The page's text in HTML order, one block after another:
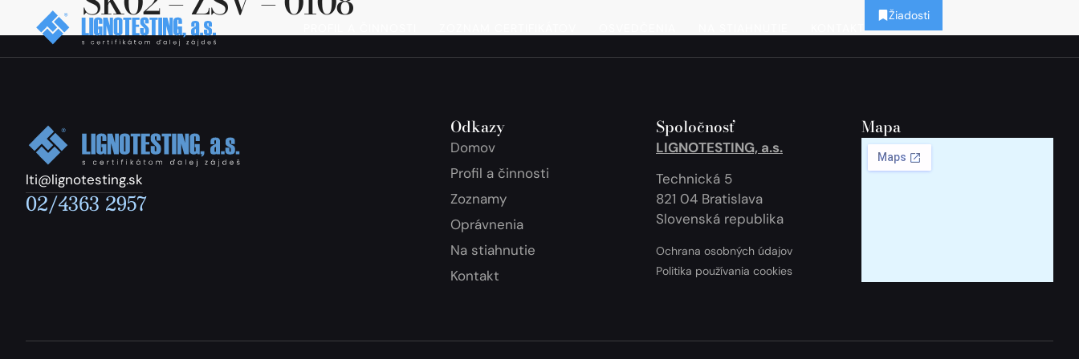
Žiadosti
lti@lignotesting.sk
02/4363 2957
Odkazy
Domov
Profil a činnosti
Zoznamy
Oprávnenia
Na stiahnutie
Kontakt
Spoločnosť
LIGNOTESTING, a.s.
Technická 5
821 04 Bratislava
Slovenská republika
Ochrana osobných údajov
Politika používania cookies
Mapa